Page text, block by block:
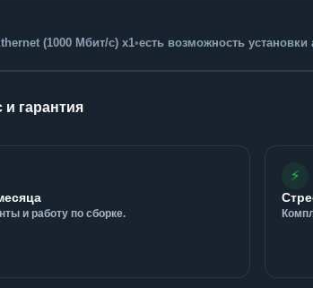
(1000 Мбит/с) x1•есть возможность
и гарантия
и работу по сборке.
⚡